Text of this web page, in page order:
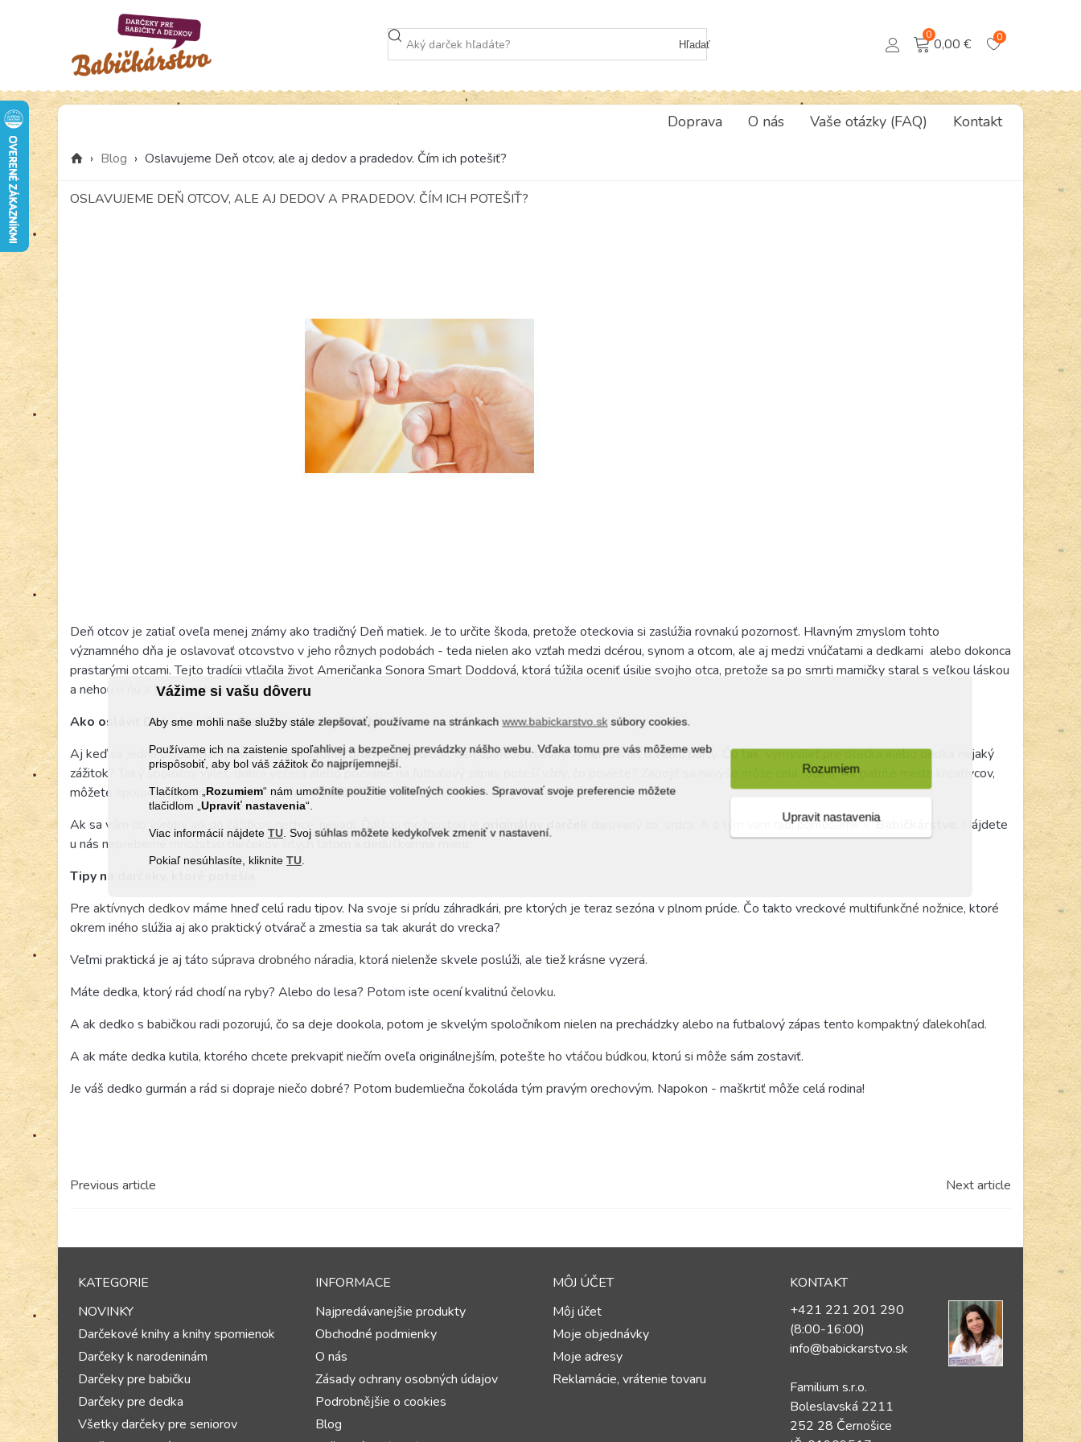
Vážime si vašu dôveru
Aby sme mohli naše služby stále zlepšovať, používame na stránkachwww.babickarstvo.sk súbory cookies.
Používame ich na zaistenie spoľahlivej a bezpečnej prevádzky nášho webu. Vďaka tomu pre vás môžeme web
prispôsobiť, aby bol váš zážitok čo najpríjemnejší.
Tlačítkom „Rozumiem“ nám umožníte použitie voliteľných cookies. Spravovať svoje preferencie môžete
tlačidlom „Upraviť nastavenia“.
Viac informácií nájdete TU . Svoj súhlas môžete kedykoľvek zmeniť v nastavení.
Pokiaľ nesúhlasíte, klikniteTU
Rozumiem
Upravit nastavenia
Hľadať
0
0,00 € 0
Doprava O nás Vaše otázky (FAQ) Kontakt
› Blog › Oslavujeme Deň otcov, ale aj dedov a pradedov. Čím ich potešiť?
OSLAVUJEME DEŇ OTCOV, ALE AJ DEDOV A PRADEDOV. ČÍM ICH POTEŠIŤ?
Deň otcov je zatiaľ oveľa menej známy ako tradičný Deň matiek. Je to určite škoda, pretože oteckovia si zaslúžia rovnakú pozornosť. Hlavným zmyslom tohto
významného dňa je oslavovať otcovstvo v jeho rôznych podobách - teda nielen ako vzťah medzi dcérou, synom a otcom, ale aj medzi vnúčatami a dedkami alebo dokonca
prastarými otcami. Tejto tradícii vtlačila život Američanka Sonora Smart Doddová, ktorá túžila oceniť úsilie svojho otca, pretože sa po smrti mamičky staral s veľkou láskou
a nehou o ňu a jej súrodencov.
Ako osláviť Deň otcov? Fantázii sa medze nekladú!
Aj keď sa jedná o neoficiálny sviatok, vy si z tohto dňa môžete urobiť deň úplne nevšedný. A nemusí ísť o veľkú párty. Čo takvymyslieť pre otecka alebo dedka nejaký
zážitok? Taký spoločný výlet, dobrá večera alebo pozvanie na futbalový zápas poteší vždy, čo poviete? Zapojiť sa navyše môže celá rodina. Ak patríte medzi kreatívcov,
môžete spoločne s deťmi aj nejaký darček vyrobiť.
Ak sa vám do výroby ani do zážitkov nechce, nevadí. Ďalšou možnosťou jeoriginálny darček srdca. A s tým vám radi pomôžeme vBabičkárstve
. Nájdete
u nás nepreberné množstvo darčekov šitých
tatom a deduškom
Tipy na darčeky, ktoré potešia
Pre aktívnych dedkovmáme hneď celú radu tipov. Na svoje si prídu záhradkári, pre ktorých je teraz sezóna v plnom prúde. Čo takto vreckové multifunkčné nožnice, ktoré
okrem iného slúžia aj ako praktický otvárač a zmestia sa tak akurát do vrecka?
Veľmi praktická je aj táto súprava drobného náradia, ktorá nielenže skvele poslúži, ale tiež krásne vyzerá.
Máte dedka, ktorý rád chodí na ryby? Alebo do lesa? Potom iste ocení kvalitnú čelovku.
A ak dedko s babičkou radi pozorujú, čo sa deje dookola, potom je skvelým spoločníkom nielen na prechádzky alebo na futbalový zápas tento kompaktný ďalekohľad.
A ak máte dedka kutila, ktorého chcete prekvapiť niečím oveľa originálnejším, potešte ho vtáčou búdkou, ktorú si môže sám zostaviť.
Je váš dedko gurmán a rád si dopraje niečo dobré? Potom budemliečna čokoláda tým pravým orechovým. Napokon - maškrtiť môže celá rodina!
Previous article Next article
KATEGORIE
NOVINKY
Darčekové knihy a knihy spomienok
Darčeky k narodeninám
Darčeky pre babičku
Darčeky pre dedka
Všetky darčeky pre seniorov
INFORMACE
Najpredávanejšie produkty
Obchodné podmienky
O nás
Zásady ochrany osobných údajov
Podrobnějšie o cookies
Blog
MÔJ ÚČET
Môj účet
Moje objednávky
Moje adresy
Reklamácie, vrátenie tovaru
KONTAKT
+421 221 201 290
(8:00-16:00)
info@babickarstvo.sk
Familium s.r.o.
Boleslavská 2211
252 28 Černošice